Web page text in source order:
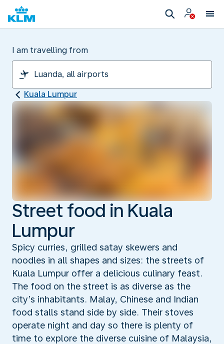
I am travelling from
Kuala Lumpur
Street food in Kuala
Lumpur
Spicy curries, grilled satay skewers and
noodles in all shapes and sizes: the streets of
Kuala Lumpur offer a delicious culinary feast.
The food on the street is as diverse as the
city’s inhabitants. Malay, Chinese and Indian
food stalls stand side by side. Their stoves
operate night and day so there is plenty of
time to explore the diverse cuisine of Malaysia,